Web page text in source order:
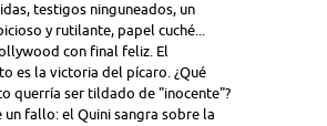
testigos ninguneados, un
y rutilante, papel cuché...
con final feliz. El
es la victoria del pícaro. ¿Qué
querría ser tildado de "inocente"?
fallo: el Quini sangra sobre la